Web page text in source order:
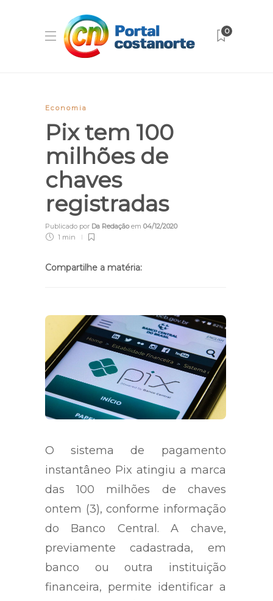
0
Economia
Pix tem 100
milhões de
chaves
registradas
Publicado por Da Redaçãoem 04/12/2020
1 min
Compartilhe a matéria:
O sistema de pagamento
instantâneo Pix atingiu a marca
das 100 milhões de chaves
ontem (3), conforme informação
do Banco Central. A chave,
previamente cadastrada, em
banco ou outra instituição
financeira, permite identificar a